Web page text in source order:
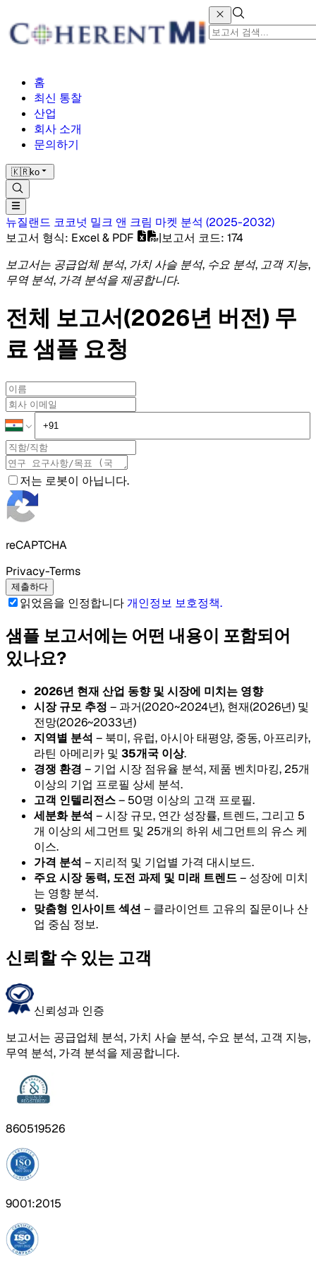
홈
최신 통찰
산업
회사 소개
문의하기
🇰🇷ko
뉴질랜드 코코넛 밀크 앤 크림 마켓 분석 (2025-2032)
보고서 형식: Excel & PDF |보고서 코드: 174
보고서는 공급업체 분석, 가치 사슬 분석, 수요 분석, 고객 지능,
무역 분석, 가격 분석을 제공합니다.
전체 보고서(2026년 버전) 무
료 샘플 요청
저는 로봇이 아닙니다.
reCAPTCHA
Privacy-Terms
제출하다
읽었음을 인정합니다개인정보 보호정책.
샘플 보고서에는 어떤 내용이 포함되어
있나요?
2026년 현재 산업 동향 및 시장에 미치는 영향
시장 규모 추정 – 과거(2020~2024년), 현재(2026년) 및
전망(2026~2033년)
지역별 분석 – 북미, 유럽, 아시아 태평양, 중동, 아프리카,
라틴 아메리카 및 35개국 이상.
경쟁 환경 – 기업 시장 점유율 분석, 제품 벤치마킹, 25개
이상의 기업 프로필 상세 분석.
고객 인텔리전스– 50명 이상의 고객 프로필.
세분화 분석 – 시장 규모, 연간 성장률, 트렌드, 그리고 5
개 이상의 세그먼트 및 25개의 하위 세그먼트의 유스 케
이스.
가격 분석 – 지리적 및 기업별 가격 대시보드.
주요 시장 동력, 도전 과제 및 미래 트렌드– 성장에 미치
는 영향 분석.
맞춤형 인사이트 섹션 – 클라이언트 고유의 질문이나 산
업 중심 정보.
신뢰할 수 있는 고객
신뢰성과 인증
보고서는 공급업체 분석, 가치 사슬 분석, 수요 분석, 고객 지능,
무역 분석, 가격 분석을 제공합니다.
860519526
9001:2015